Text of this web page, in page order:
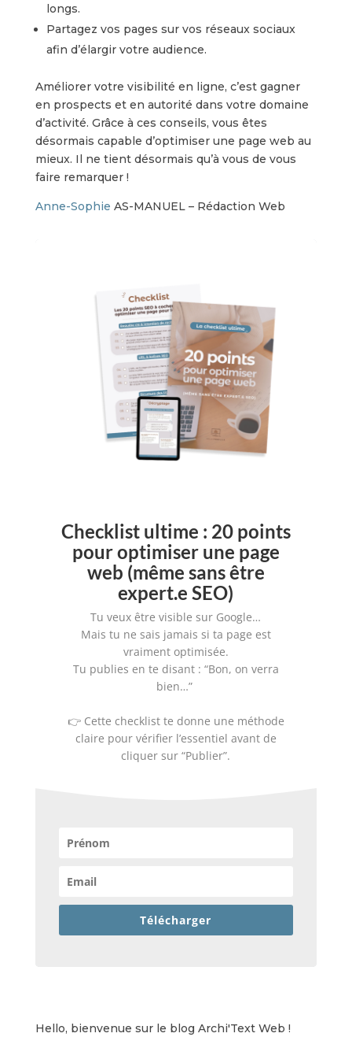
longs.
Partagez vos pages sur vos réseaux sociaux
afin d’élargir votre audience.
Améliorer votre visibilité en ligne, c’est gagner
en prospects et en autorité dans votre domaine
d’activité. Grâce à ces conseils, vous êtes
désormais capable d’optimiser une page web au
mieux. Il ne tient désormais qu’à vous de vous
faire remarquer !
Anne-Sophie AS-MANUEL – Rédaction Web
Checklist ultime : 20 points
pour optimiser une page
web (même sans être
expert.e SEO)
Tu veux être visible sur Google…
Mais tu ne sais jamais si ta page est
vraiment optimisée.
Tu publies en te disant : “Bon, on verra
bien…”
👉 Cette checklist te donne une méthode
claire pour vérifier l’essentiel avant de
cliquer sur “Publier”.
Télécharger
Hello, bienvenue sur le blog Archi'Text Web !